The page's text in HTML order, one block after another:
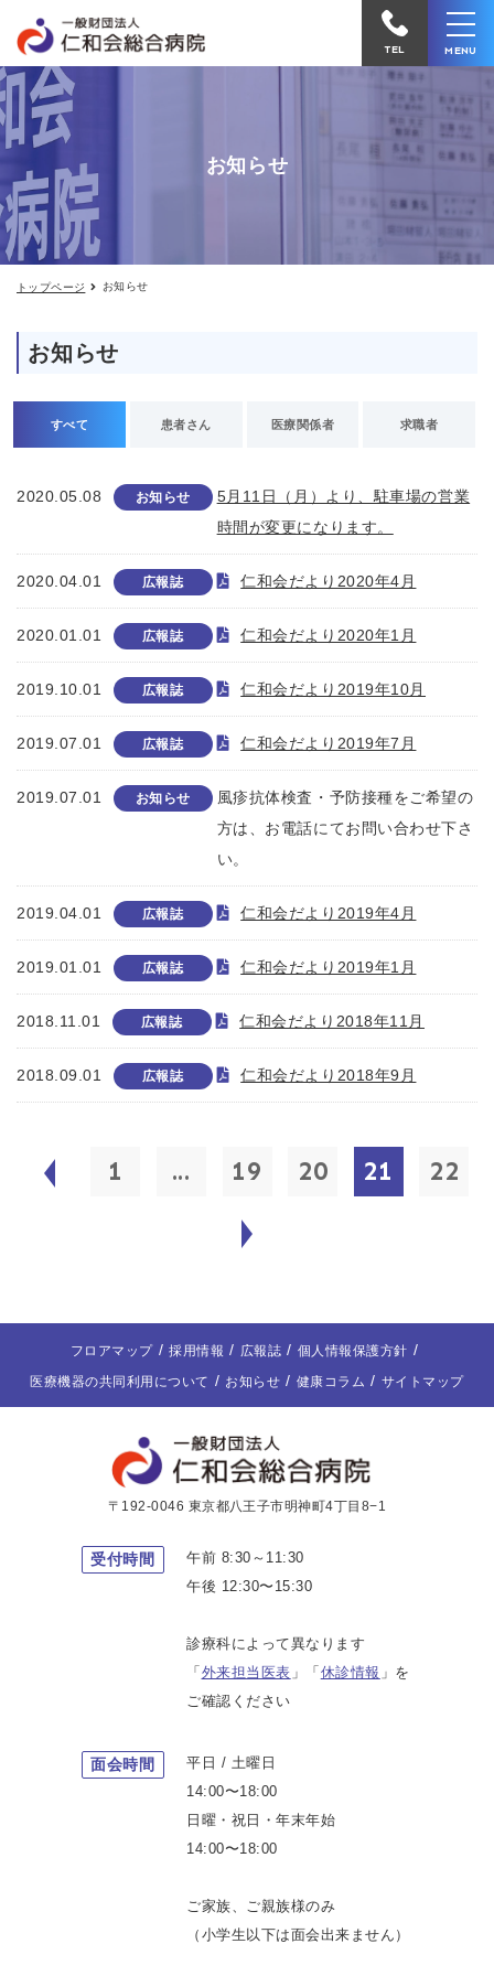
せ
病
院
電
TEL MENU
お知らせ
トップページ お知らせ
お知らせ
すべて 患者さん 医療関係者 求職者
2020.05.08 お知らせ
5月11日（月）より、駐車場の営業
時間が変更になります。
2020.04.01 広報誌 仁和会だより2020年4月
2020.01.01 広報誌 仁和会だより2020年1月
2019.10.01 広報誌 仁和会だより2019年10月
2019.07.01 広報誌 仁和会だより2019年7月
2019.07.01 お知らせ
風疹抗体検査・予防接種をご希望の
方は、お電話にてお問い合わせ下さ
い。
2019.04.01 広報誌 仁和会だより2019年4月
2019.01.01 広報誌 仁和会だより2019年1月
2018.11.01 広報誌 仁和会だより2018年11月
2018.09.01 広報誌 仁和会だより2018年9月
1 ... 19 20 21 22
フロアマップ 採用情報 広報誌
個人情報保護方針
医療機器の共同利用について
お知らせ 健康コラム サイトマップ
〒192-0046 東京都八王子市明神町4丁目8−1
受付時間
午前 8:30～11:30
午後 12:30〜15:30
診療科によって異なります
「 外来担当医表 」「 休診情報 」を
ご確認ください
面会時間
平日 / 土曜日
14:00〜18:00
日曜・祝日・年末年始
14:00〜18:00
ご家族、ご親族様のみ
（小学生以下は面会出来ません）